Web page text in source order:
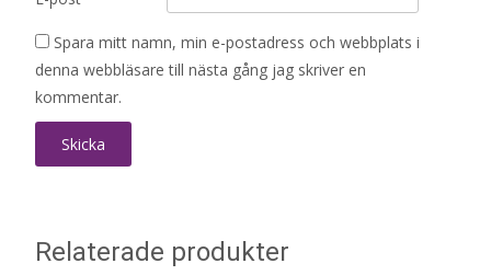
Spara mitt namn, min e-postadress och webbplats i
denna webbläsare till nästa gång jag skriver en
kommentar.
Relaterade produkter